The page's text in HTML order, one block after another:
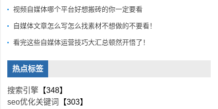
视频自媒体哪个平台好想搬砖的你一定要看
自媒体文章怎么写怎么找素材不想做的不要看！
看完这些自媒体运营技巧大汇总顿然开悟了！
热点标签
搜索引擎 【348】
seo优化关键词
【303】